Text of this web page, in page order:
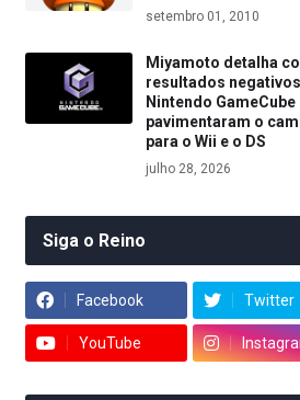
setembro 01, 2010
Miyamoto detalha
resultados
Nintendo GameCube
pavimentaram o
para o Wii e o DS
julho 28, 2026
Siga o Reino
Facebook Twitter
YouTube